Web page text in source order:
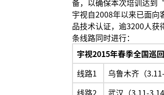
备，以确保本次培训达到
宇视自2008年以来已面向
品技术认证，逾3200人获
条线路同时进行：
宇视2015年春季全国巡
线路1
乌鲁木齐（
线路2
武汉（3.11-